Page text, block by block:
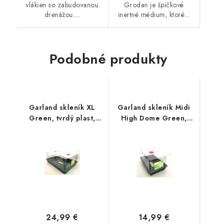
vlákien so zabudovanou
drenážou....
Grodan je špičkové
inertné médium, ktoré...
Podobné produkty
Garland skleník XL
Green, tvrdý plast,
24,99 €
Garland skleník Midi
High Dome Green,
37.5x23x18 cm
14,99 €